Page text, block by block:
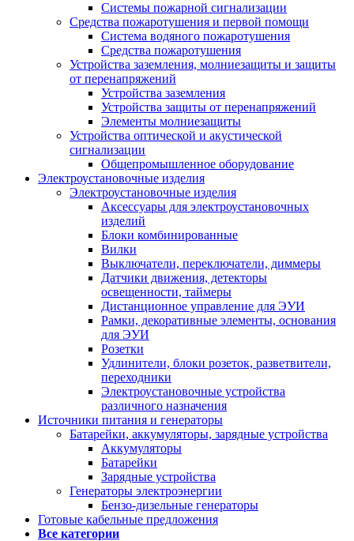
Системы пожарной сигнализации
Средства пожаротушения и первой помощи
Система водяного пожаротушения
Средства пожаротушения
Устройства заземления, молниезащиты и защиты
от перенапряжений
Устройства заземления
Устройства защиты от перенапряжений
Элементы молниезащиты
Устройства оптической и акустической
сигнализации
Общепромышленное оборудование
Электроустановочные изделия
Электроустановочные изделия
Аксессуары для электроустановочных
изделий
Блоки комбинированные
Вилки
Выключатели, переключатели, диммеры
Датчики движения, детекторы
освещенности, таймеры
Дистанционное управление для ЭУИ
Рамки, декоративные элементы, основания
для ЭУИ
Розетки
Удлинители, блоки розеток, разветвители,
переходники
Электроустановочные устройства
различного назначения
Источники питания и генераторы
Батарейки, аккумуляторы, зарядные устройства
Аккумуляторы
Батарейки
Зарядные устройства
Генераторы электроэнергии
Бензо-дизельные генераторы
Готовые кабельные предложения
Все категории